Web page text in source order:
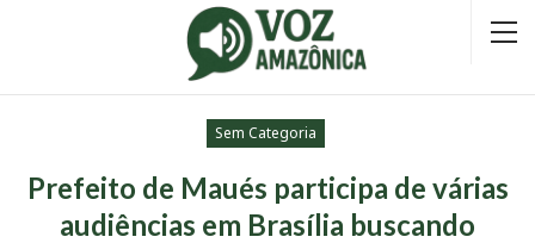
Sem Categoria
Prefeito de Maués participa de várias
audiências em Brasília buscando